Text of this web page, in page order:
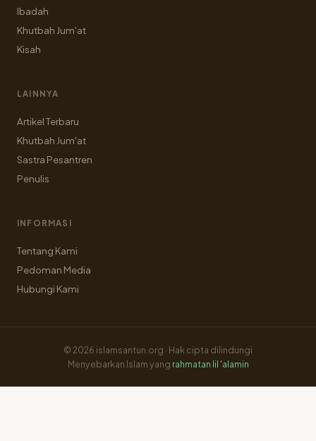
Ibadah
Khutbah Jum'at
Kisah
LAINNYA
Artikel Terbaru
Khutbah Jum'at
Sastra Pesantren
Penulis
INFORMASI
Tentang Kami
Pedoman Media
Hubungi Kami
© 2026 islamsantun.org · Hak cipta dilindungi
Menyebarkan Islam yang rahmatan lil 'alamin